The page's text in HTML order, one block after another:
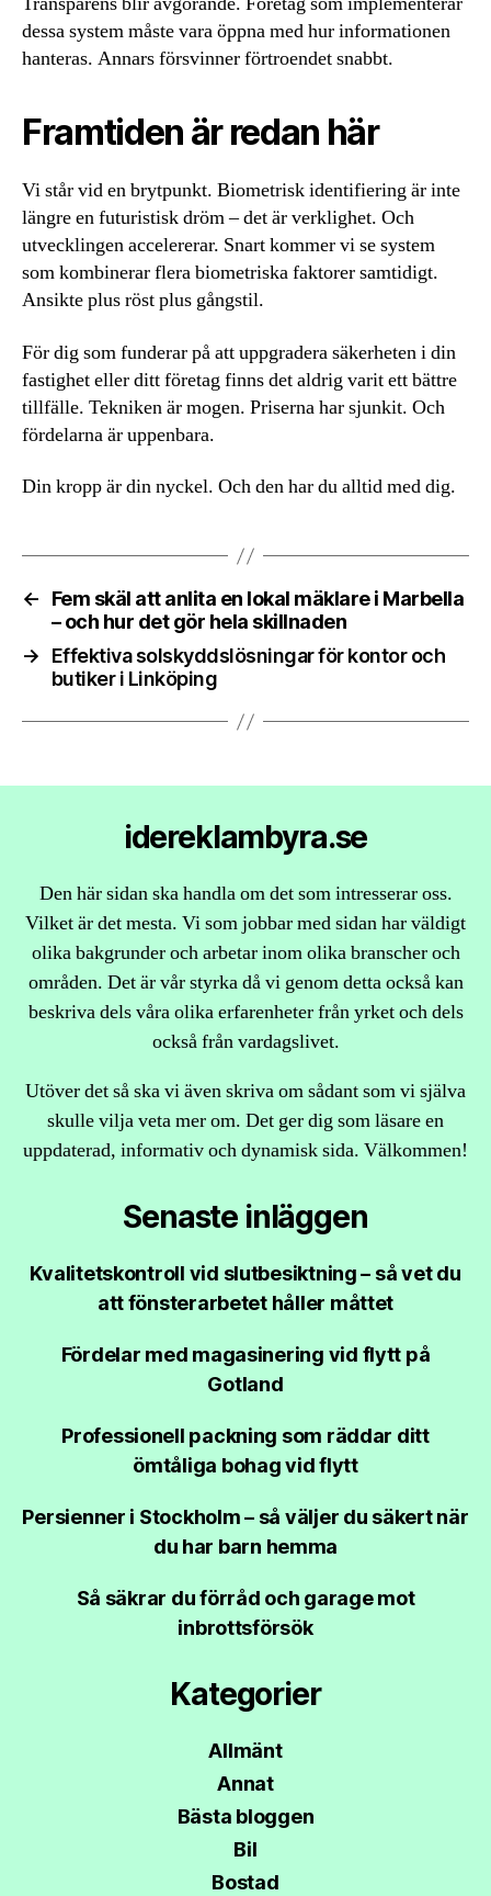
dessa system måste vara öppna med hur informationen
hanteras. Annars försvinner förtroendet snabbt.
Framtiden är redan här
Vi står vid en brytpunkt. Biometrisk identifiering är inte
längre en futuristisk dröm – det är verklighet. Och
utvecklingen accelererar. Snart kommer vi se system
som kombinerar flera biometriska faktorer samtidigt.
Ansikte plus röst plus gångstil.
För dig som funderar på att uppgradera säkerheten i din
fastighet eller ditt företag finns det aldrig varit ett bättre
tillfälle. Tekniken är mogen. Priserna har sjunkit. Och
fördelarna är uppenbara.
Din kropp är din nyckel. Och den har du alltid med dig.
←
Fem skäl att anlita en lokal mäklare i Marbella
– och hur det gör hela skillnaden
→
Effektiva solskyddslösningar för kontor och
butiker i Linköping
idereklambyra.se
Den här sidan ska handla om det som intresserar oss.
Vilket är det mesta. Vi som jobbar med sidan har väldigt
olika bakgrunder och arbetar inom olika branscher och
områden. Det är vår styrka då vi genom detta också kan
beskriva dels våra olika erfarenheter från yrket och dels
också från vardagslivet.
Utöver det så ska vi även skriva om sådant som vi själva
skulle vilja veta mer om. Det ger dig som läsare en
uppdaterad, informativ och dynamisk sida. Välkommen!
Senaste inläggen
Kvalitetskontroll vid slutbesiktning – så vet du
att fönsterarbetet håller måttet
Fördelar med magasinering vid flytt på
Gotland
Professionell packning som räddar ditt
ömtåliga bohag vid flytt
Persienner i Stockholm – så väljer du säkert när
du har barn hemma
Så säkrar du förråd och garage mot
inbrottsförsök
Kategorier
Allmänt
Annat
Bästa bloggen
Bil
Bostad